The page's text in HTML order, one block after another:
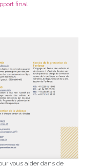
final
vous aider dans de